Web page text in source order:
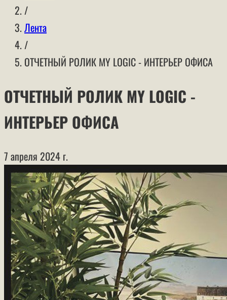
/
Лента
/
ОТЧЕТНЫЙ РОЛИК MY LOGIC - ИНТЕРЬЕР ОФИСА
ОТЧЕТНЫЙ РОЛИК MY LOGIC -
ИНТЕРЬЕР ОФИСА
7 апреля 2024 г.